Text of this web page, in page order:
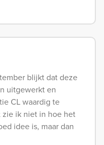
blijkt dat deze
uitgewerkt en
CL waardig te
zie ik niet in hoe het
idee is, maar dan